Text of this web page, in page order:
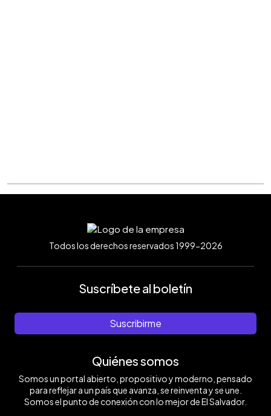
Todos los derechos reservados 1999-2026
Suscríbete al boletín
Suscribirme
Quiénes somos
Somos un portal abierto, propositivo y moderno, pensado
para reflejar a un país que avanza, se reinventa y se une.
Somos el punto de conexión con lo mejor de El Salvador.